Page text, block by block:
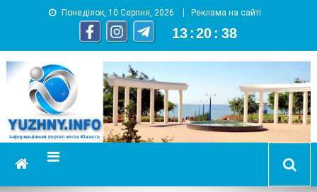
Понеділок, 10 Серпня, 2026 Реклама на сайті
13 :20 : 39
YUZHNY.INFO
информационный портал города Южный